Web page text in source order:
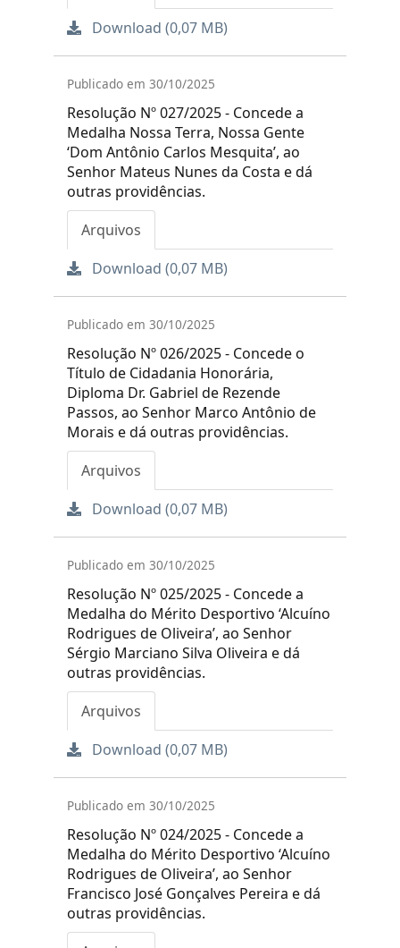
Download (0,07 MB)
Publicado em 30/10/2025
Resolução Nº 027/2025 - Concede a
Medalha Nossa Terra, Nossa Gente
‘Dom Antônio Carlos Mesquita’, ao
Senhor Mateus Nunes da Costa e dá
outras providências.
Arquivos
Download (0,07 MB)
Publicado em 30/10/2025
Resolução Nº 026/2025 - Concede o
Título de Cidadania Honorária,
Diploma Dr. Gabriel de Rezende
Passos, ao Senhor Marco Antônio de
Morais e dá outras providências.
Arquivos
Download (0,07 MB)
Publicado em 30/10/2025
Resolução Nº 025/2025 - Concede a
Medalha do Mérito Desportivo ‘Alcuíno
Rodrigues de Oliveira’, ao Senhor
Sérgio Marciano Silva Oliveira e dá
outras providências.
Arquivos
Download (0,07 MB)
Publicado em 30/10/2025
Resolução Nº 024/2025 - Concede a
Medalha do Mérito Desportivo ‘Alcuíno
Rodrigues de Oliveira’, ao Senhor
Francisco José Gonçalves Pereira e dá
outras providências.